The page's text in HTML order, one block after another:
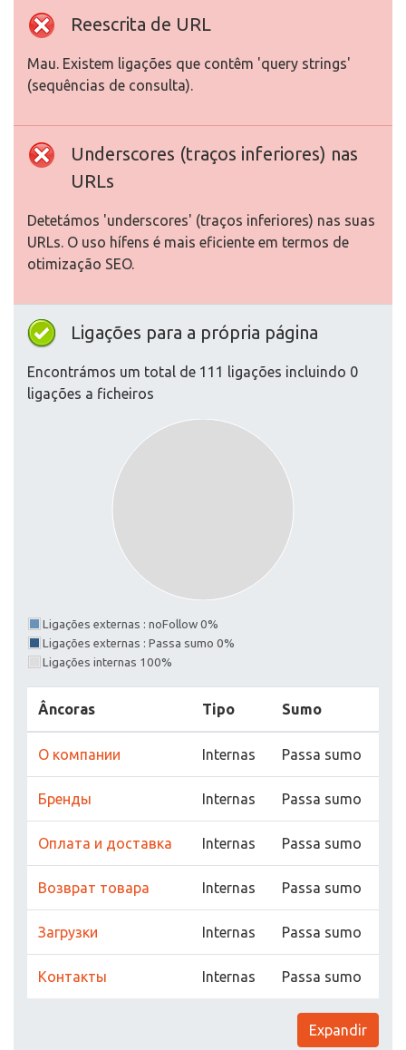
Reescrita de URL
Mau. Existem ligações que contêm 'query strings'
(sequências de consulta).
Underscores (traços inferiores) nas
URLs
Detetámos 'underscores' (traços inferiores) nas suas
URLs. O uso hífens é mais eficiente em termos de
otimização SEO.
Ligações para a própria página
Encontrámos um total de 111 ligações incluindo 0
ligações a ficheiros
Ligações externas : noFollow 0%
Ligações externas : Passa sumo 0%
Ligações internas 100%
Âncoras Tipo Sumo
О компании Internas Passa sumo
Бренды Internas Passa sumo
Оплата и доставка Internas Passa sumo
Возврат товара Internas Passa sumo
Загрузки Internas Passa sumo
Контакты Internas Passa sumo
Expandir